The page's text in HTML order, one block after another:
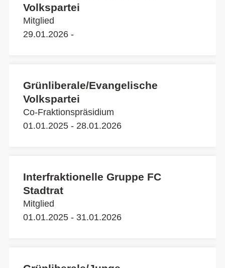
Volkspartei
Mitglied
29.01.2026 -
Grünliberale/Evangelische
Volkspartei
Co-Fraktionspräsidium
01.01.2025 - 28.01.2026
Interfraktionelle Gruppe FC
Stadtrat
Mitglied
01.01.2025 - 31.01.2026